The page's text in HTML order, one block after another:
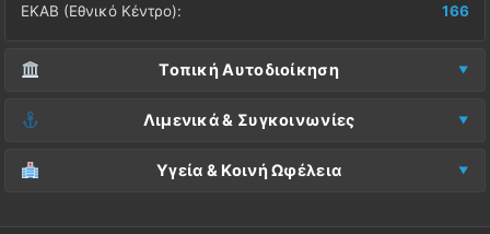
ΕΚΑΒ (Εθνικό Κέντρο): 166
Τοπική Αυτοδιοίκηση
Δήμος Μονεμβασίας (Έδρα):
Λιμενικά & Συγκοινωνίες
Λιμεναρχείο Μονεμβασίας:
Υγεία & Κοινή Ωφέλεια